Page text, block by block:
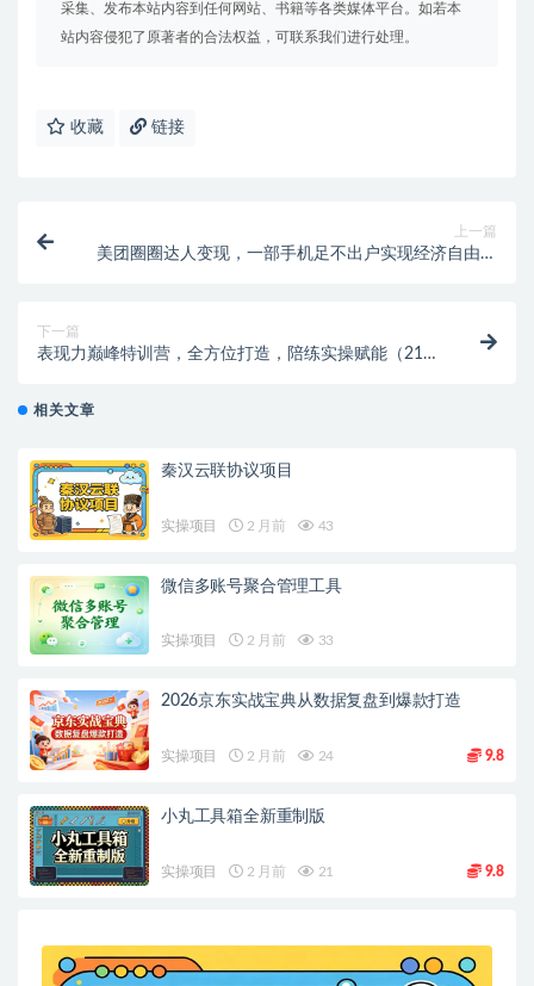
采集、发布本站内容到任何网站、书籍等各类媒体平台。如若本
站内容侵犯了原著者的合法权益，可联系我们进行处理。
收藏 链接
上一篇
美团圈圈达人变现，一部手机足不出户实现经济自由。
下一篇
表现力巅峰特训营，全方位打造，陪练实操赋能（21节
相关文章
秦汉云联协议项目
实操项目 2 月前 43
微信多账号聚合管理工具
实操项目 2 月前 33
2026京东实战宝典从数据复盘到爆款打造
实操项目 2 月前 24 9.8
小丸工具箱全新重制版
实操项目 2 月前 21 9.8